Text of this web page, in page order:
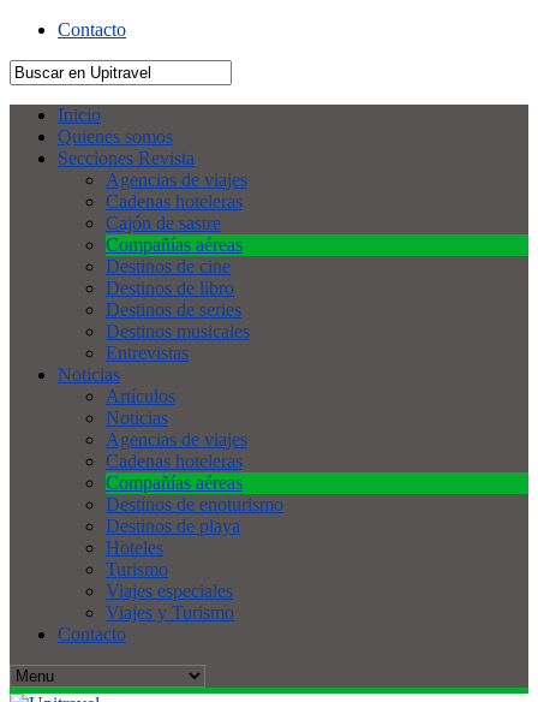
Contacto
Inicio
Quienes somos
Secciones Revista
Agencias de viajes
Cadenas hoteleras
Cajón de sastre
Compañías aéreas
Destinos de cine
Destinos de libro
Destinos de series
Destinos musicales
Entrevistas
Noticias
Artículos
Noticias
Agencias de viajes
Cadenas hoteleras
Compañías aéreas
Destinos de enoturismo
Destinos de playa
Hoteles
Turismo
Viajes especiales
Viajes y Turismo
Contacto